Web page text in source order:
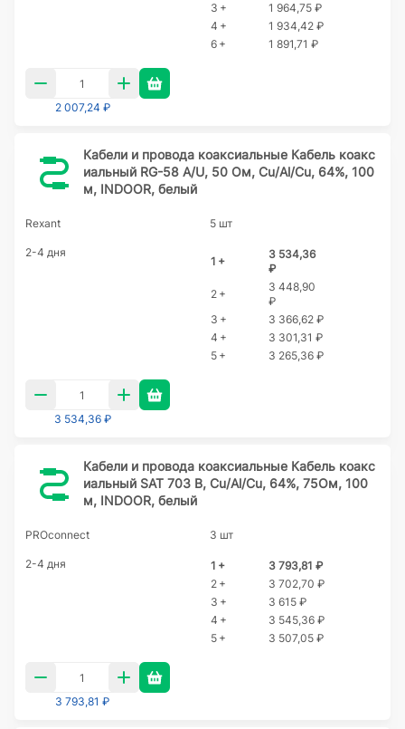
3 +
1 964,75 ₽
4 +
1 934,42 ₽
6 +
1 891,71 ₽
2 007,24 ₽
Кабели и провода коаксиальные Кабель коакс
иальный RG-58 A/U, 50 Ом, Cu/Al/Cu, 64%, 100
м, INDOOR, белый
Rexant 5 шт
2-4 дня
1 +
3 534,36
₽
2 +
3 448,90
₽
3 +
3 366,62 ₽
4 +
3 301,31 ₽
5 +
3 265,36 ₽
3 534,36 ₽
Кабели и провода коаксиальные Кабель коакс
иальный SAT 703 B, Cu/Al/Cu, 64%, 75Ом, 100
м, INDOOR, белый
PROconnect 3 шт
2-4 дня 1 +
3 793,81 ₽
2 +
3 702,70 ₽
3 +
3 615 ₽
4 +
3 545,36 ₽
5 +
3 507,05 ₽
3 793,81 ₽